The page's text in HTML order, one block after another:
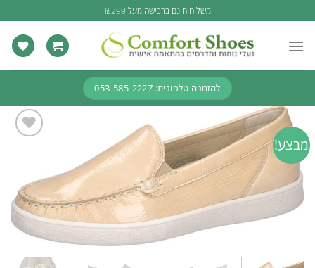
to
content
משלוח חינם ברכישה מעל ₪299
להזמנה טלפונית: 053-585-2227
מבצע!